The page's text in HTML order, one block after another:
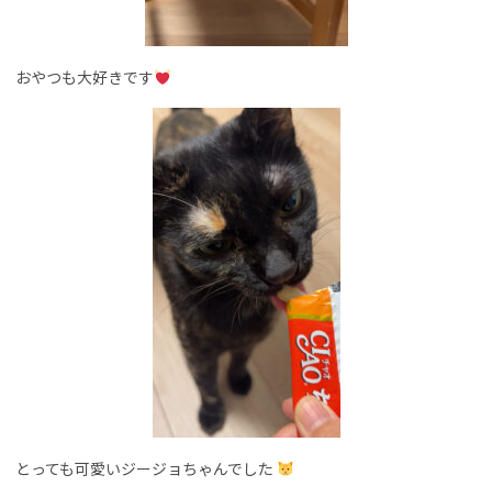
おやつも大好きです
とっても可愛いジージョちゃんでした